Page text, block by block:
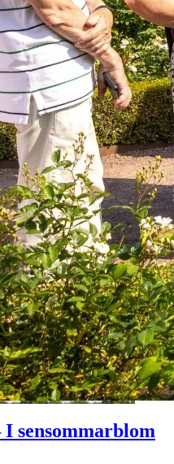
sensommarblom